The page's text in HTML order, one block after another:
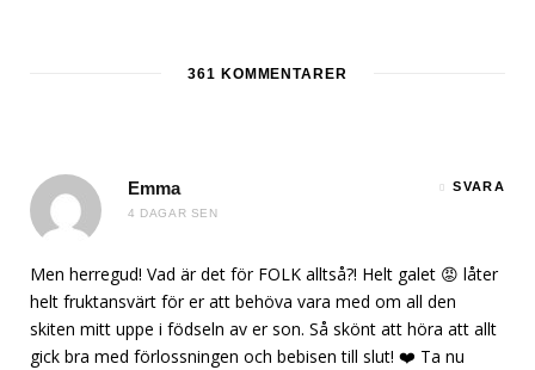
361 KOMMENTARER
Emma
4 DAGAR SEN
SVARA
Men herregud! Vad är det för FOLK alltså?! Helt galet 😡 låter
helt fruktansvärt för er att behöva vara med om all den
skiten mitt uppe i födseln av er son. Så skönt att höra att allt
gick bra med förlossningen och bebisen till slut! ❤️ Ta nu